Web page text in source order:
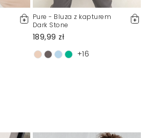
Pure - Bluza z kapturem
Dark Stone
189,99 zł
+16